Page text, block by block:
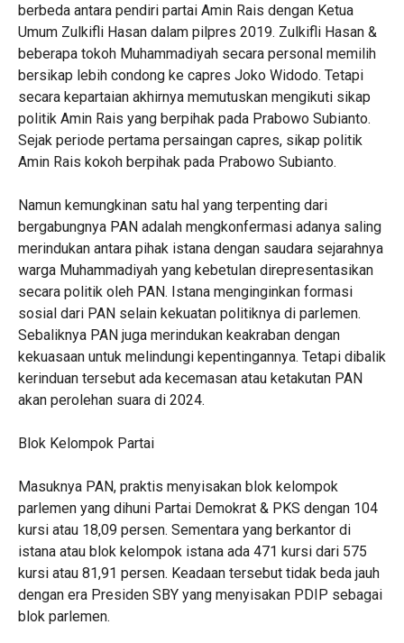
berbeda antara pendiri partai Amin Rais dengan Ketua
Umum Zulkifli Hasan dalam pilpres 2019. Zulkifli Hasan &
beberapa tokoh Muhammadiyah secara personal memilih
bersikap lebih condong ke capres Joko Widodo. Tetapi
secara kepartaian akhirnya memutuskan mengikuti sikap
politik Amin Rais yang berpihak pada Prabowo Subianto.
Sejak periode pertama persaingan capres, sikap politik
Amin Rais kokoh berpihak pada Prabowo Subianto.
Namun kemungkinan satu hal yang terpenting dari
bergabungnya PAN adalah mengkonfermasi adanya saling
merindukan antara pihak istana dengan saudara sejarahnya
warga Muhammadiyah yang kebetulan direpresentasikan
secara politik oleh PAN. Istana menginginkan formasi
sosial dari PAN selain kekuatan politiknya di parlemen.
Sebaliknya PAN juga merindukan keakraban dengan
kekuasaan untuk melindungi kepentingannya. Tetapi dibalik
kerinduan tersebut ada kecemasan atau ketakutan PAN
akan perolehan suara di 2024.
Blok Kelompok Partai
Masuknya PAN, praktis menyisakan blok kelompok
parlemen yang dihuni Partai Demokrat & PKS dengan 104
kursi atau 18,09 persen. Sementara yang berkantor di
istana atau blok kelompok istana ada 471 kursi dari 575
kursi atau 81,91 persen. Keadaan tersebut tidak beda jauh
dengan era Presiden SBY yang menyisakan PDIP sebagai
blok parlemen.